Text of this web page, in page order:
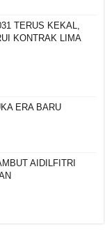
TERUS KEKAL,
KONTRAK LIMA
ERA BARU
AIDILFITRI